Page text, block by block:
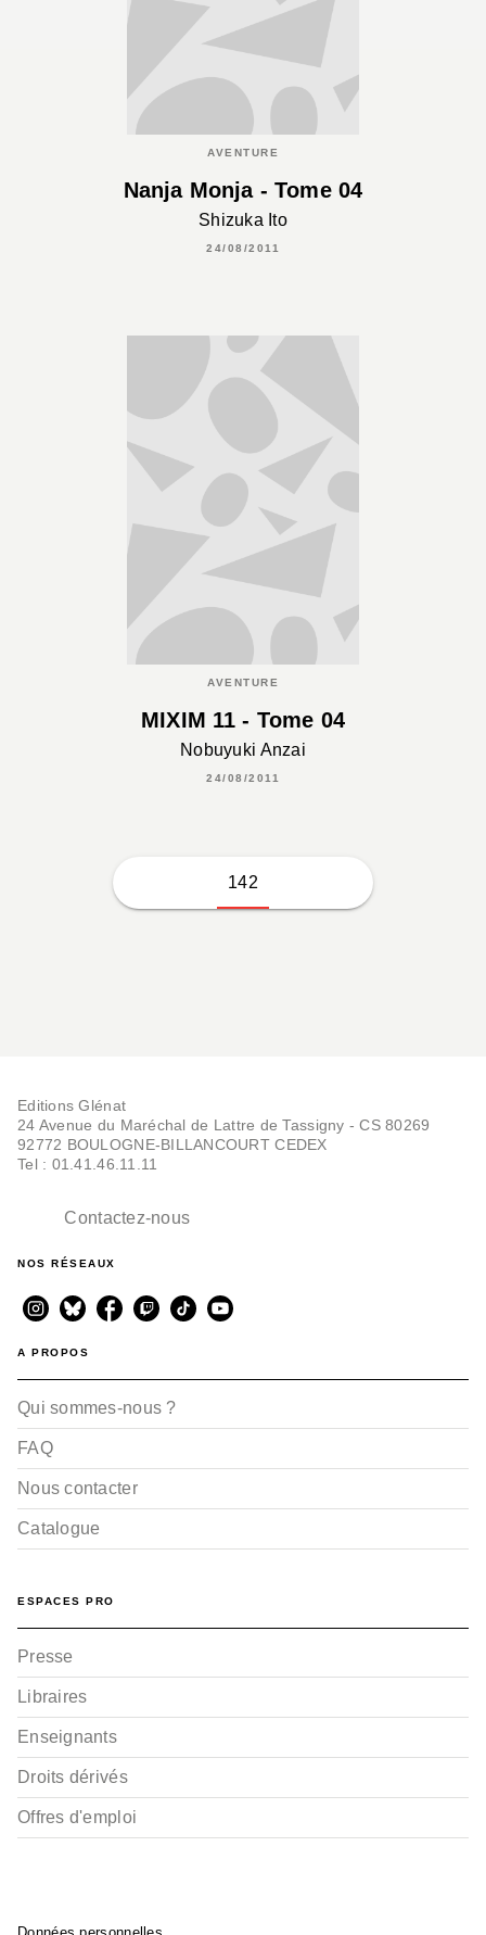
AVENTURE
Nanja Monja - Tome 04
Shizuka Ito
24/08/2011
AVENTURE
MIXIM 11 - Tome 04
Nobuyuki Anzai
24/08/2011
142
Editions Glénat
24 Avenue du Maréchal de Lattre de Tassigny - CS 80269
92772 BOULOGNE-BILLANCOURT CEDEX
Tel : 01.41.46.11.11
Contactez-nous
NOS RÉSEAUX
A PROPOS
Qui sommes-nous ?
FAQ
Nous contacter
Catalogue
ESPACES PRO
Presse
Libraires
Enseignants
Droits dérivés
Offres d'emploi